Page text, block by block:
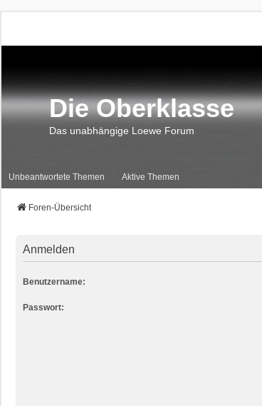
Die Oberklasse
Das unabhängige Loewe Forum
Unbeantwortete Themen Aktive Themen
Foren-Übersicht
Anmelden
Benutzername:
Passwort: